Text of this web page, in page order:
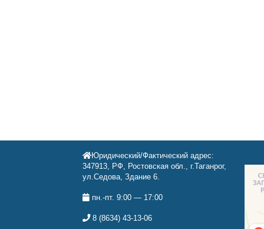
Юридический/Фактический адрес:
347913, РФ, Ростовская обл., г.Таганрог,
ул.Седова, Здание 6.
пн.-пт. 9:00 — 17:00
8 (8634) 43-13-06